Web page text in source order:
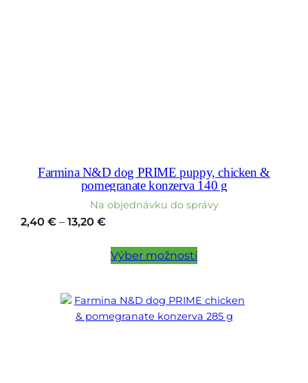
Farmina N&D dog PRIME puppy, chicken &
pomegranate konzerva 140 g
Na objednávku do správy
2,40 € – 13,20 €Price
2,40 €
Výber možností